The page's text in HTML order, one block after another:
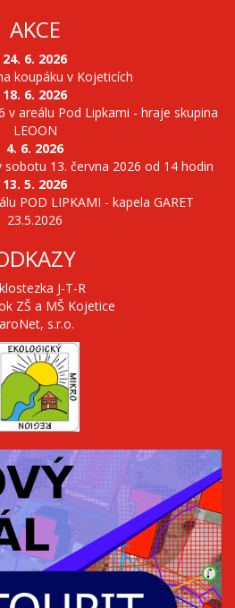
AKCE
24. 6. 2026
koupáku v Kojeticích
18. 6. 2026
v areálu Pod Lipkami - hraje skupina
LEOON
4. 6. 2026
13. června 2026 od 14 hodin
13. 5. 2026
POD LIPKAMI - kapela GARET
23.5.2026
J-T-R
ZŠ a MŠ Kojetice
s.r.o.